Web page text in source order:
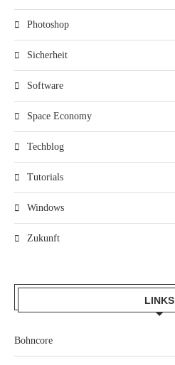
Photoshop
Sicherheit
Software
Space Economy
Techblog
Tutorials
Windows
Zukunft
LINKS
Bohncore